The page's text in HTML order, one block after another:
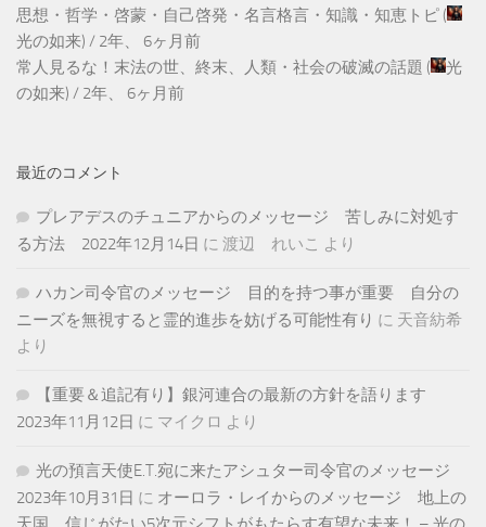
思想・哲学・啓蒙・自己啓発・名言格言・知識・知恵トピ (
光の如来) / 2年、 6ヶ月前
常人見るな！末法の世、終末、人類・社会の破滅の話題 (
光
の如来) / 2年、 6ヶ月前
最近のコメント
プレアデスのチュニアからのメッセージ 苦しみに対処す
る方法 2022年12月14日 に 渡辺 れいこ より
ハカン司令官のメッセージ 目的を持つ事が重要 自分の
ニーズを無視すると霊的進歩を妨げる可能性有り に 天音紡希
より
【重要＆追記有り】銀河連合の最新の方針を語ります
2023年11月12日 に マイクロ より
光の預言天使E.T.宛に来たアシュター司令官のメッセージ
2023年10月31日 に オーロラ・レイからのメッセージ 地上の